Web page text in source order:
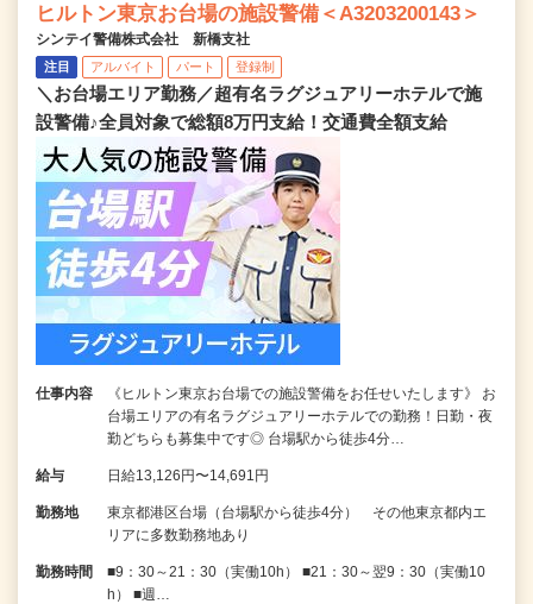
ヒルトン東京お台場の施設警備＜A3203200143＞
シンテイ警備株式会社 新橋支社
注目 アルバイト パート 登録制
＼お台場エリア勤務／超有名ラグジュアリーホテルで施
設警備♪全員対象で総額8万円支給！交通費全額支給
仕事内容
《ヒルトン東京お台場での施設警備をお任せいたします》 お
台場エリアの有名ラグジュアリーホテルでの勤務！日勤・夜
勤どちらも募集中です◎ 台場駅から徒歩4分…
給与 日給13,126円〜14,691円
勤務地
東京都港区台場（台場駅から徒歩4分） その他東京都内エ
リアに多数勤務地あり
勤務時間
■9：30～21：30（実働10h） ■21：30～翌9：30（実働10
h） ■週…